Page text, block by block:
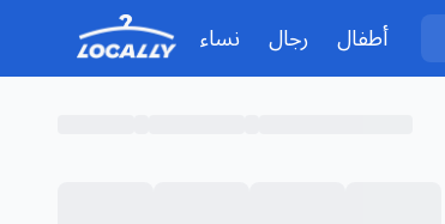
نساء رجال أطفال